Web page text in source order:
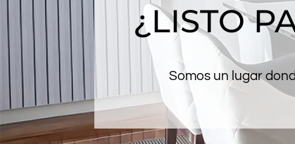
¿LISTO
Somos un lugar